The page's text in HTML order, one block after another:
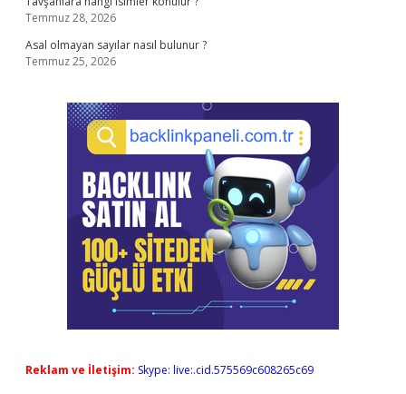
Temmuz 28, 2026
Asal olmayan sayılar nasıl bulunur ?
Temmuz 25, 2026
Reklam ve İletişim: Skype: live:.cid.575569c608265c69